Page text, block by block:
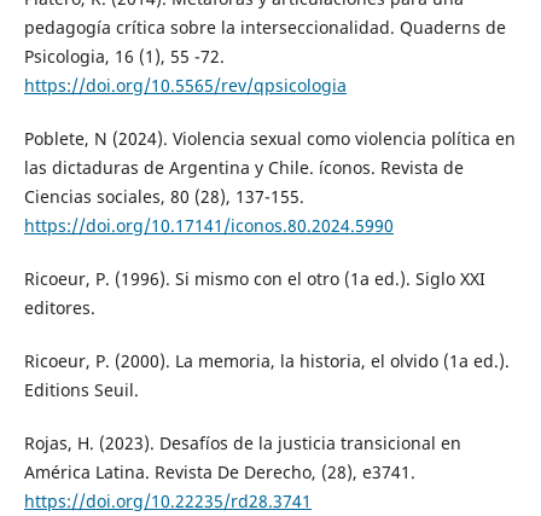
pedagogía crítica sobre la interseccionalidad. Quaderns de
Psicologia, 16 (1), 55 -72.
https://doi.org/10.5565/rev/qpsicologia
Poblete, N (2024). Violencia sexual como violencia política en
las dictaduras de Argentina y Chile. íconos. Revista de
Ciencias sociales, 80 (28), 137-155.
https://doi.org/10.17141/iconos.80.2024.5990
Ricoeur, P. (1996). Si mismo con el otro (1a ed.). Siglo XXI
editores.
Ricoeur, P. (2000). La memoria, la historia, el olvido (1a ed.).
Editions Seuil.
Rojas, H. (2023). Desafíos de la justicia transicional en
América Latina. Revista De Derecho, (28), e3741.
https://doi.org/10.22235/rd28.3741